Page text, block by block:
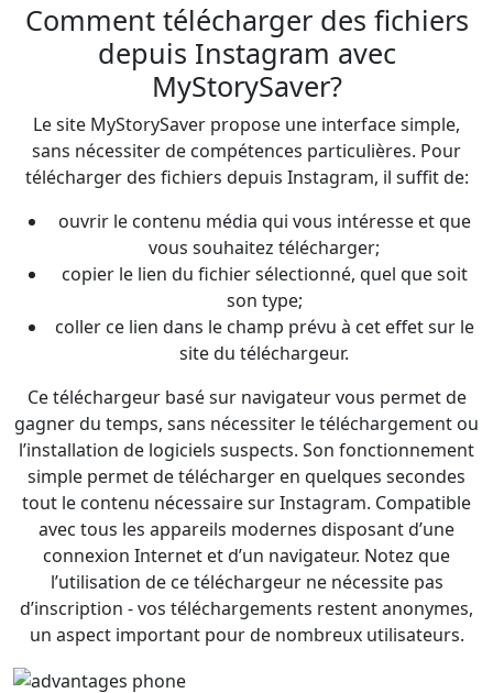
Comment télécharger des fichiers
depuis Instagram avec
MyStorySaver?
Le site MyStorySaver propose une interface simple,
sans nécessiter de compétences particulières. Pour
télécharger des fichiers depuis Instagram, il suffit de:
ouvrir le contenu média qui vous intéresse et que
vous souhaitez télécharger;
copier le lien du fichier sélectionné, quel que soit
son type;
coller ce lien dans le champ prévu à cet effet sur le
site du téléchargeur.
Ce téléchargeur basé sur navigateur vous permet de
gagner du temps, sans nécessiter le téléchargement ou
l’installation de logiciels suspects. Son fonctionnement
simple permet de télécharger en quelques secondes
tout le contenu nécessaire sur Instagram. Compatible
avec tous les appareils modernes disposant d’une
connexion Internet et d’un navigateur. Notez que
l’utilisation de ce téléchargeur ne nécessite pas
d’inscription - vos téléchargements restent anonymes,
un aspect important pour de nombreux utilisateurs.